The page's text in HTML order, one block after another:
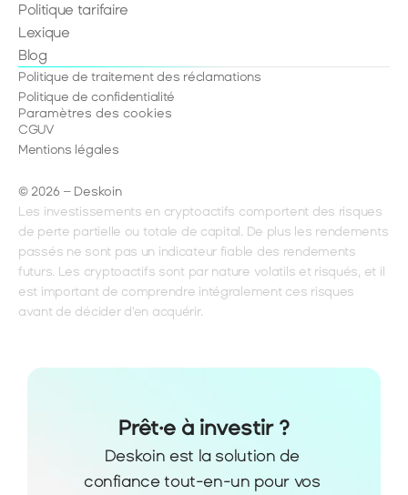
Prêt·e à investir ?
Deskoin est la solution de
confiance tout-en-un pour vos
Politique tarifaire
Lexique
Blog
© 2026 – Deskoin
Politique de traitement des réclamations
Politique de confidentialité
Paramètres des cookies
CGUV
Mentions légales
Les investissements en cryptoactifs comportent des risques
de perte partielle ou totale de capital. De plus les rendements
passés ne sont pas un indicateur fiable des rendements
futurs. Les cryptoactifs sont par nature volatils et risqués, et il
est important de comprendre intégralement ces risques
avant de décider d'en acquérir.